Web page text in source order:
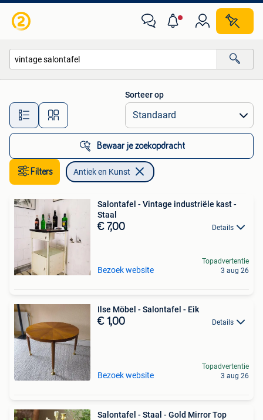
Alle afstanden…
Sorteer op
Bewaar je zoekopdracht
Filters Antiek en Kunst
Salontafel - Vintage industriële kast -
Staal
€ 7,00 Details
Bezoek website
Topadvertentie
3 aug 26
Ilse Möbel - Salontafel - Eik
€ 1,00 Details
Bezoek website
Topadvertentie
3 aug 26
Salontafel - Staal - Gold Mirror Top